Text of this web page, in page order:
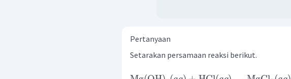
Pertanyaan
Setarakan persamaan reaksi berikut.